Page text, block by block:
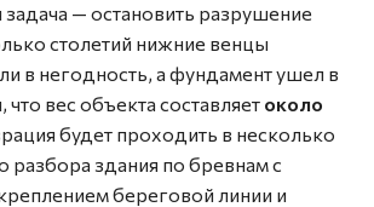
— остановить разрушение
столетий нижние венцы
в негодность, а фундамент ушел в
вес объекта составляет около
будет проходить в несколько
разбора здания по бревнам с
береговой линии и